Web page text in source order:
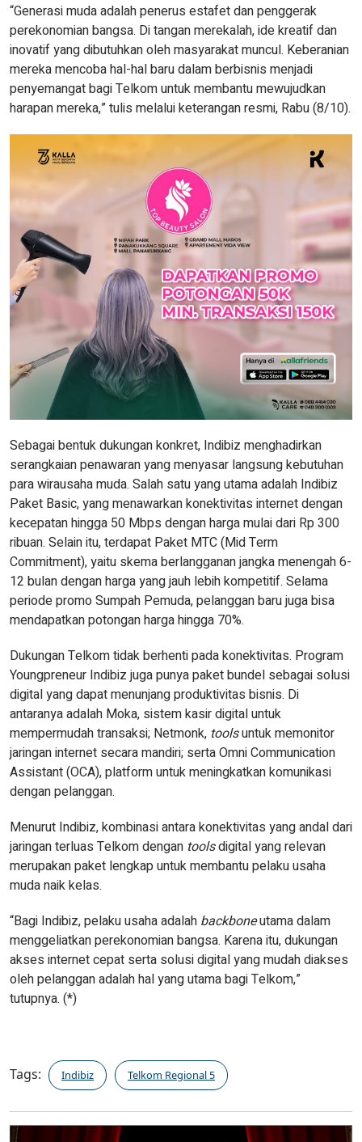
“Generasi muda adalah penerus estafet dan penggerak
perekonomian bangsa. Di tangan merekalah, ide kreatif dan
inovatif yang dibutuhkan oleh masyarakat muncul. Keberanian
mereka mencoba hal-hal baru dalam berbisnis menjadi
penyemangat bagi Telkom untuk membantu mewujudkan
harapan mereka,” tulis melalui keterangan resmi, Rabu (8/10).
Sebagai bentuk dukungan konkret, Indibiz menghadirkan
serangkaian penawaran yang menyasar langsung kebutuhan
para wirausaha muda. Salah satu yang utama adalah Indibiz
Paket Basic, yang menawarkan konektivitas internet dengan
kecepatan hingga 50 Mbps dengan harga mulai dari Rp 300
ribuan. Selain itu, terdapat Paket MTC (Mid Term
Commitment), yaitu skema berlangganan jangka menengah 6-
12 bulan dengan harga yang jauh lebih kompetitif. Selama
periode promo Sumpah Pemuda, pelanggan baru juga bisa
mendapatkan potongan harga hingga 70%.
Dukungan Telkom tidak berhenti pada konektivitas. Program
Youngpreneur Indibiz juga punya paket bundel sebagai solusi
digital yang dapat menunjang produktivitas bisnis. Di
antaranya adalah Moka, sistem kasir digital untuk
mempermudah transaksi; Netmonk, toolsuntuk memonitor
jaringan internet secara mandiri; serta Omni Communication
Assistant (OCA), platform untuk meningkatkan komunikasi
dengan pelanggan.
Menurut Indibiz, kombinasi antara konektivitas yang andal dari
jaringan terluas Telkom dengan toolsdigital yang relevan
merupakan paket lengkap untuk membantu pelaku usaha
muda naik kelas.
“Bagi Indibiz, pelaku usaha adalah backboneutama dalam
menggeliatkan perekonomian bangsa. Karena itu, dukungan
akses internet cepat serta solusi digital yang mudah diakses
oleh pelanggan adalah hal yang utama bagi Telkom,”
tutupnya. (*)
Tags: Indibiz Telkom Regional 5